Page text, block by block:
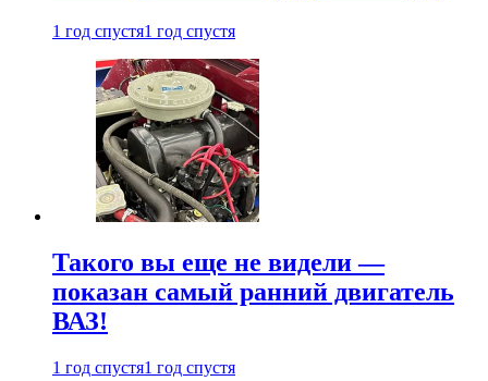
1 год спустя1 год спустя
Такого вы еще не видели —
показан самый ранний двигатель
ВАЗ!
1 год спустя1 год спустя